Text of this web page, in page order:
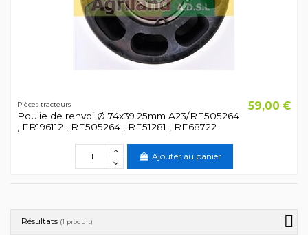
Pièces tracteurs
Poulie de renvoi Ø 74x39.25mm A23/RE505264
, ER196112 , RE505264 , RE51281 , RE68722
59,00 €
Ajouter au panier
Résultats (1 produit)